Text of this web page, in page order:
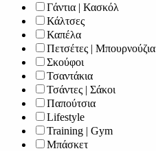
Γάντια | Κασκόλ
Κάλτσες
Καπέλα
Πετσέτες | Μπουρνούζια
Σκούφοι
Τσαντάκια
Τσάντες | Σάκοι
Παπούτσια
Lifestyle
Training | Gym
Μπάσκετ